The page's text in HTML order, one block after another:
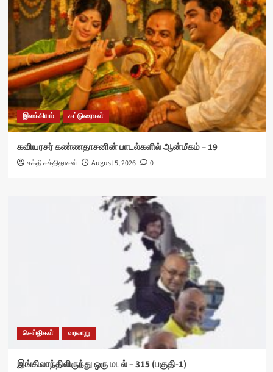
இலக்கியம் கட்டுரைகள்
கவியரசர் கண்ணதாசனின் பாடல்களில் ஆன்மீகம் – 19
சக்தி சக்திதாசன் August 5, 2026 0
செய்திகள் வரலாறு
இங்கிலாந்திலிருந்து ஒரு மடல் – 315 (பகுதி-1)